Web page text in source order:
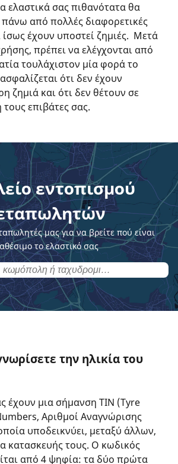
ελαστικά σας πιθανότατα θα
από πολλές διαφορετικές
ίσως έχουν υποστεί ζημιές. Μετά
πρέπει να ελέγχονται από
τουλάχιστον μία φορά το
ότι δεν έχουν
ζημιά και ότι δεν θέτουν σε
επιβάτες σας.
εντοπισμού
μας για να βρείτε πού είναι
το ελαστικό σας
την ηλικία του
έχουν μια σήμανση TIN (Tyre
Αριθμοί Αναγνώρισης
υποδεικνύει, μεταξύ άλλων,
κατασκευής τους. Ο κωδικός
από 4 ψηφία: τα δύο πρώτα